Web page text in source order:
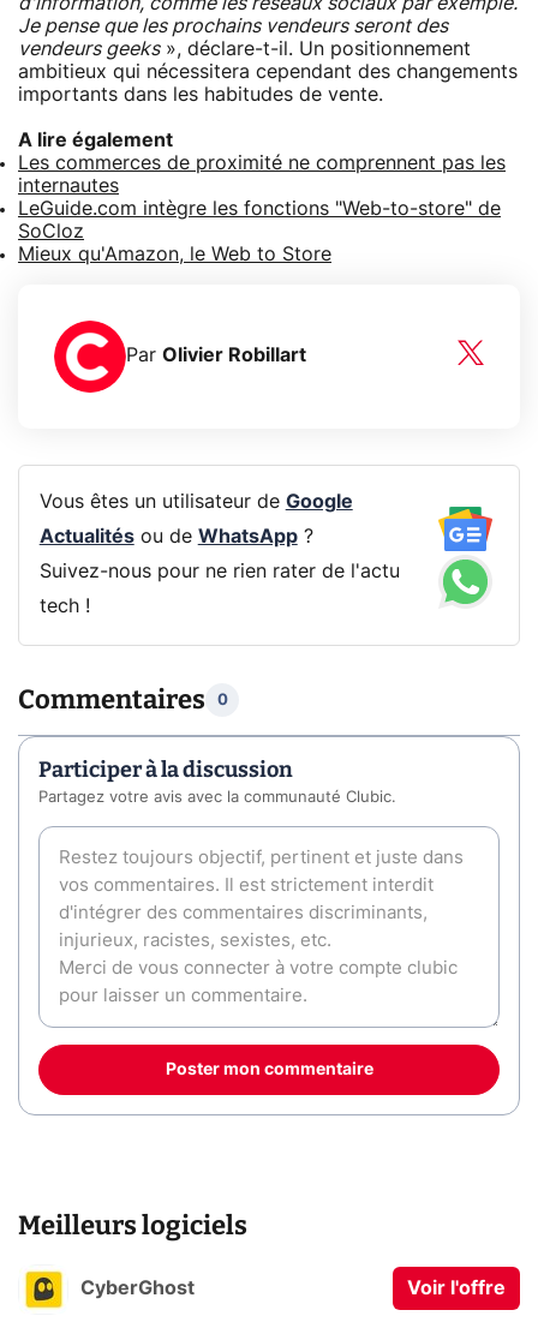
Je pense que les prochains vendeurs seront des
vendeurs geeks», déclare-t-il. Un positionnement
ambitieux qui nécessitera cependant des changements
importants dans les habitudes de vente.
A lire également
Les commerces de proximité ne comprennent pas les
internautes
LeGuide.com intègre les fonctions "Web-to-store" de
SoCloz
Mieux qu'Amazon, le Web to Store
Par Olivier Robillart
Vous êtes un utilisateur de Google
Actualitésou de WhatsApp?
Suivez-nous pour ne rien rater de l'actu
tech !
Commentaires 0
Participer à la discussion
Partagez votre avis avec la communauté Clubic.
Poster mon commentaire
Meilleurs logiciels
CyberGhost Voir l'offre